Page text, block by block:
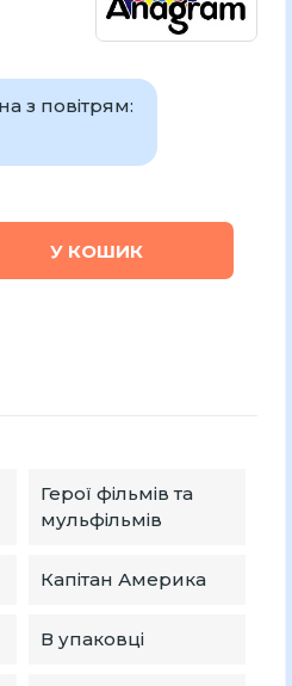
з повітрям:
У КОШИК
Герої фільмів та
мульфільмів
Капітан Америка
В упаковці